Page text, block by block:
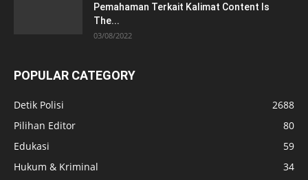
Pemahaman Terkait Kalimat Content Is
The...
03/08/2022
POPULAR CATEGORY
Detik Polisi
2688
Pilihan Editor
80
Edukasi
59
Hukum & Kriminal
34